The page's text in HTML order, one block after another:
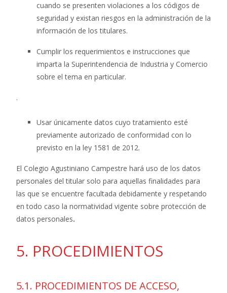
cuando se presenten violaciones a los códigos de
seguridad y existan riesgos en la administración de la
información de los titulares.
Cumplir los requerimientos e instrucciones que
imparta la Superintendencia de Industria y Comercio
sobre el tema en particular.
.
Usar únicamente datos cuyo tratamiento esté
previamente autorizado de conformidad con lo
previsto en la ley 1581 de 2012.
El Colegio Agustiniano Campestre hará uso de los datos
personales del titular solo para aquellas finalidades para
las que se encuentre facultada debidamente y respetando
en todo caso la normatividad vigente sobre protección de
datos personales.
5. PROCEDIMIENTOS
5.1. PROCEDIMIENTOS DE ACCESO,